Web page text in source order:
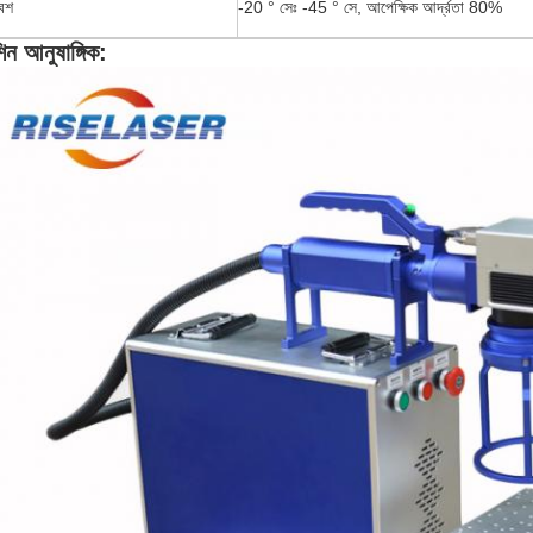
-20 ° সেঃ -45 ° সে, আপেক্ষিক আর্দ্রতা 80%
আনুষাঙ্গিক: